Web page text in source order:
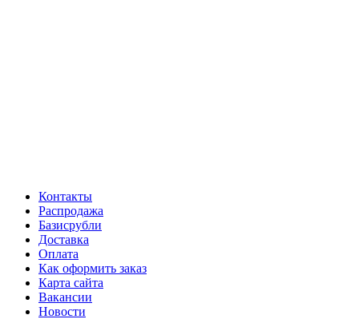
Контакты
Распродажа
Базисрубли
Доставка
Оплата
Как оформить заказ
Карта сайта
Вакансии
Новости